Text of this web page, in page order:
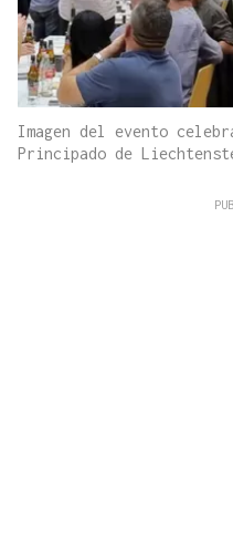
Imagen del evento
Principado de